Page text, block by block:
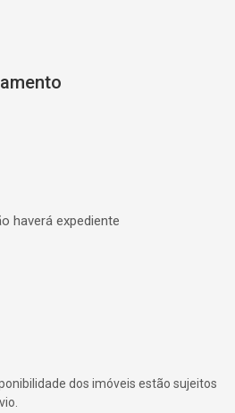
haverá expediente
dos imóveis estão sujeitos